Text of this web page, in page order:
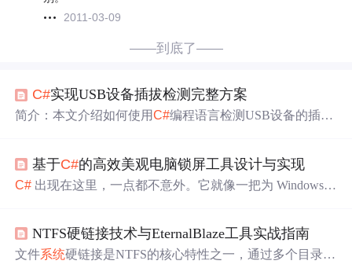
2011-03-09
——到底了——
C#实现USB设备插拔检测完整方案
简介：本文介绍如何使用C#编程语言检测USB设备的插入
USB设备的状态变化。该方法适用于各类USB设备，包括
存储设备、打印机和摄像头等。文章提供了完整的代码示
与设备管理。
基于C#的高效美观电脑锁屏工具设计与实现
C# 出现在这里，一点都不意外。它就像一把为 Windows
住这几个组合键，一切努力都是纸糊的：Alt + Tab→ 切窗
口→ 开任务管理器Win + R→ 跑命令Alt + F4→ 关闭当前程
NTFS硬链接技术与EternalBlaze工具实战指南
文件系统硬链接是NTFS的核心特性之一，通过多个目录项